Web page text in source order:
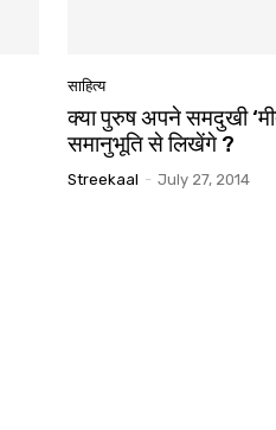
साहित्य
क्या पुरुष अपने समदुखी
समानुभूति से लिखेंगे ?
Streekaal - July 27, 2014